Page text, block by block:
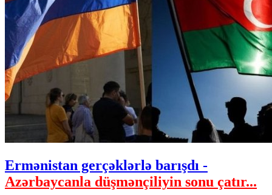
Ermənistan gerçəklərlə barışdı -
Azərbaycanla düşmənçiliyin sonu çatır...